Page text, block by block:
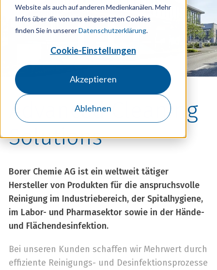
Website als auch auf anderen Medienkanälen. Mehr
Infos über die von uns eingesetzten Cookies
finden Sie in unsererDatenschutzerklärung.
Cookie-Einstellungen
Akzeptieren
Ablehnen
Advanced Cleaning
Solutions
Borer Chemie AG ist ein weltweit tätiger
Hersteller von Produkten für die anspruchsvolle
Reinigung im Industriebereich, der Spitalhygiene,
im Labor- und Pharmasektor sowie in der Hände-
und Flächendesinfektion.
Bei unseren Kunden schaffen wir Mehrwert durch
effiziente Reinigungs- und Desinfektionsprozesse